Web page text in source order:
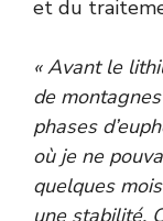
et du
« Avant le
de
phases
où je ne
quelques
une stabilité.